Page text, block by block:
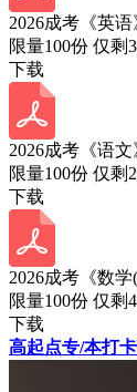
2026成考《英
限量100份 仅剩3
下载
2026成考《语
限量100份 仅剩 2
下载
2026成考《数
限量100份 仅剩4
下载
高起点专/本打